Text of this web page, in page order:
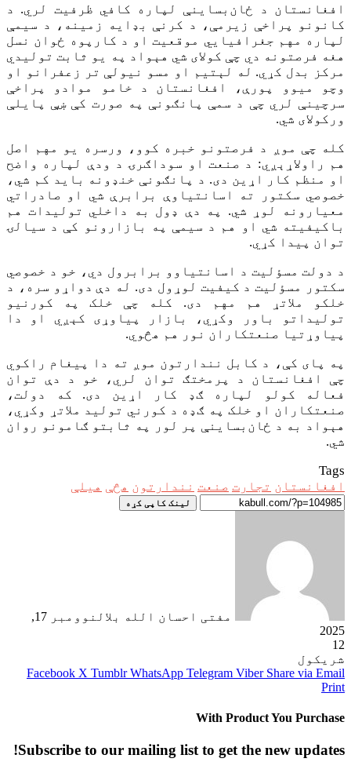
افغانستان د ځان‌بساینې لپاره کافي ظرفیت لري. د
کانونو پراخې زیرمې، د کرنې بډایه زمینه، د سیمې
لپاره مهم جغرافیایي موقعیت او د کارپوه ځوان نسل
هغه فرصتونه دي چې کولای شي هېواد په یو ثابت تولیدي
مرکز بدل کړي. له لېتیم او مسو نیولې تر زعفرانو او
وچو میوو پورې، افغانستان د خامو موادو پراخې
سرچینې لري چې د سمې پانګونې په صورت کې ښې پایلې
ورکولای شي.
کله چې موږ د فرصتونو خبره کوو، ورسره یو مهم اصل
هم راولاړېږي: د صنعت او سوداګرۍ د ودې لپاره واضح
او منظم کار اړین دی. د پانګونې خنډونه باید کم شي،
خصوصي سکتور ته اسانتیاوې برابرې شي او صادراتي
معیارونه لوړ شي. په دې ډول به داخلي تولیدات هم
باکیفیته شي او هم د سیمې په بازارونو کې د سیالۍ
توان پیدا کړي.
د دولت مسؤلیت د اسانتیاوو برابرول دي، خو د خصوصي
سکتور مسؤلیت د کیفیت لوړول دی. له دې دواړو سره، د
خلکو ملاتړ هم مهم دی. کله چې خلک په کورنیو
تولیداتو باور وکړي، بازار پیاوړی کېږي او دا
پیاوړتیا صنعتکاران نور هم هڅوي.
په پای کې، د کابل نندارتون موږ ته دا پیغام راکوي
چې افغانستان د پرمختګ توان لري، خو د دې توان
فعاله کولو لپاره ګډ کار اړین دی. که دولت،
صنعتکاران او خلک په ګډه د کورني تولید ملاتړ وکړي،
هېواد به د ځان‌بساینې پر لور په ثابتو ګامونو روان
شي.
Tags
افغانستان تجارت صنعت نندارتون هڅې هيلې
لینک کاپی کړه
مفتی احسان الله بلال
نوومبر 17,
2025
12
شریکول
Facebook X Tumblr WhatsApp Telegram Viber Share via Email
Print
With Product You Purchase
Subscribe to our mailing list to get the new updates!